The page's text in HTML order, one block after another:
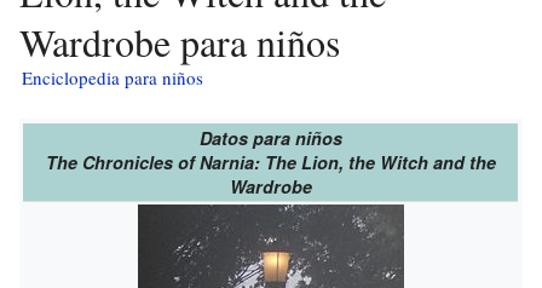
Wardrobe para niños
Enciclopedia para niños
Datos para niños
The Chronicles of Narnia: The Lion, the Witch and the
Wardrobe